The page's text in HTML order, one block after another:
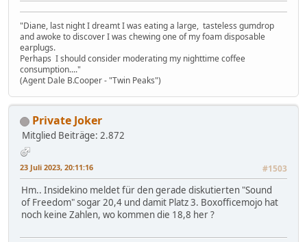
"Diane, last night I dreamt I was eating a large, tasteless gumdrop
and awoke to discover I was chewing one of my foam disposable
earplugs.
Perhaps I should consider moderating my nighttime coffee
consumption...."
(Agent Dale B.Cooper - "Twin Peaks")
Private Joker
Mitglied Beiträge: 2.872
23 Juli 2023, 20:11:16 #1503
Hm.. Insidekino meldet für den gerade diskutierten "Sound
of Freedom" sogar 20,4 und damit Platz 3. Boxofficemojo hat
noch keine Zahlen, wo kommen die 18,8 her ?